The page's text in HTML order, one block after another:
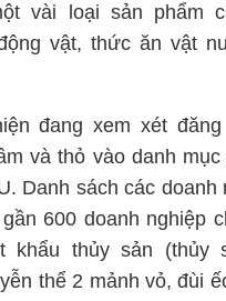
vài loại sản phẩm
vật, thức ăn vật
đang xem xét
và thỏ vào danh
Danh sách các
600 doanh nghiệp
khẩu thủy sản (thủy
thể 2 mảnh vỏ, đùi